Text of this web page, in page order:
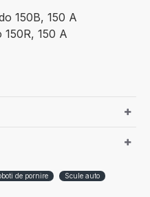
150B, 150 A
150 A
de pornire Scule auto